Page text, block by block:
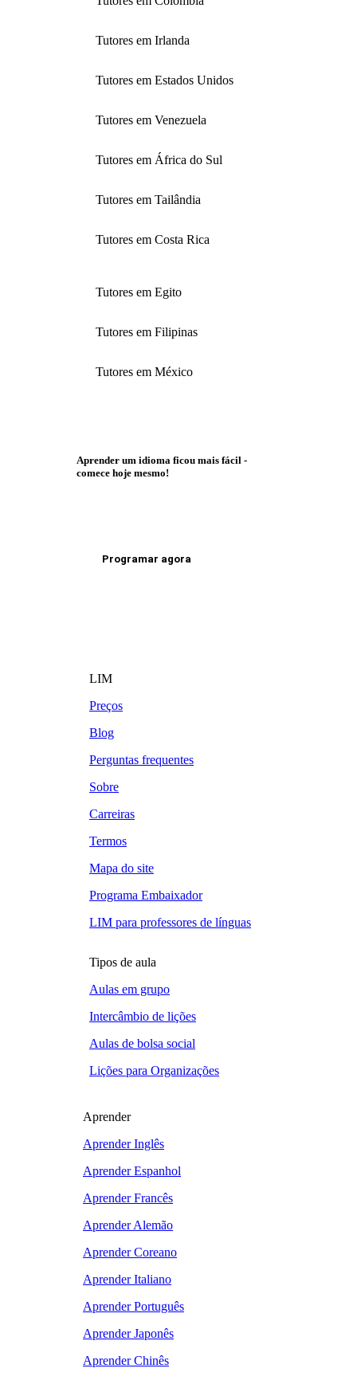
Tutores em Irlanda
Tutores em Estados Unidos
Tutores em Venezuela
Tutores em África do Sul
Tutores em Tailândia
Tutores em Costa Rica
Tutores em Egito
Tutores em Filipinas
Tutores em México
Aprender um idioma ficou mais fácil -
comece hoje mesmo!
Programar agora
LIM
Preços
Blog
Perguntas frequentes
Sobre
Carreiras
Termos
Mapa do site
Programa Embaixador
LIM para professores de línguas
Tipos de aula
Aulas em grupo
Intercâmbio de lições
Aulas de bolsa social
Lições para Organizações
Aprender
Aprender Inglês
Aprender Espanhol
Aprender Francês
Aprender Alemão
Aprender Coreano
Aprender Italiano
Aprender Português
Aprender Japonês
Aprender Chinês